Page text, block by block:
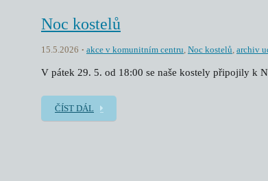
Noc kostelů
15.5.2026 akce v komunitním centru, Noc kostelů, archiv
V pátek 29. 5. od 18:00 se naše kostely připojily k
ČÍST DÁL